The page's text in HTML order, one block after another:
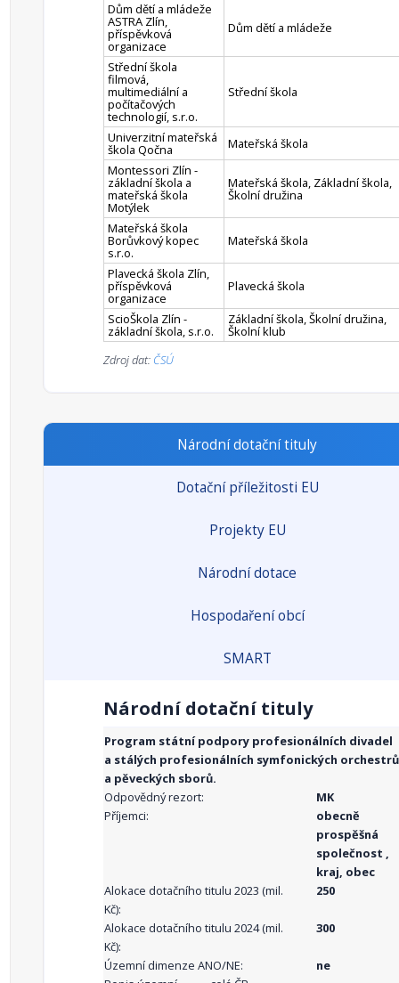
Dům dětí a mládeže
ASTRA Zlín,
příspěvková
organizace
Dům dětí a mládeže
Střední škola
filmová,
multimediální a
počítačových
technologií, s.r.o.
Střední škola
Univerzitní mateřská
škola Qočna
Mateřská škola
Montessori Zlín -
základní škola a
mateřská škola
Motýlek
Mateřská škola, Základní škola,
Školní družina
Mateřská škola
Borůvkový kopec
s.r.o.
Mateřská škola
Plavecká škola Zlín,
příspěvková
organizace
Plavecká škola
ScioŠkola Zlín -
základní škola, s.r.o.
Základní škola, Školní družina,
Školní klub
Zdroj dat: ČSÚ
Národní dotační tituly
Dotační příležitosti EU
Projekty EU
Národní dotace
Hospodaření obcí
SMART
Národní dotační tituly
Program státní podpory profesionálních divadel
a stálých profesionálních symfonických orchestrů
a pěveckých sborů.
Odpovědný rezort:
MK
Příjemci:
obecně
prospěšná
společnost ,
kraj, obec
Alokace dotačního titulu 2023 (mil.
Kč):
250
Alokace dotačního titulu 2024 (mil.
Kč):
300
Územní dimenze ANO/NE:
ne